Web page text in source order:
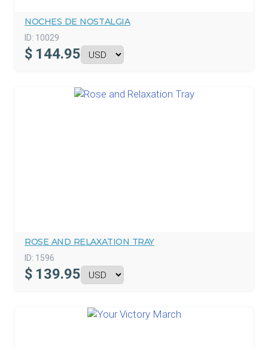
NOCHES DE NOSTALGIA
ID: 10029
$ 144.95
ROSE AND RELAXATION TRAY
ID: 1596
$ 139.95